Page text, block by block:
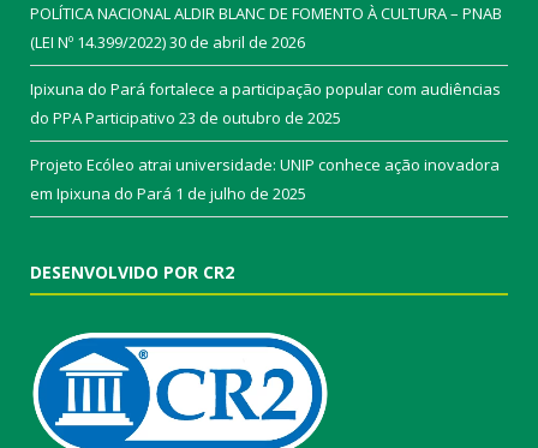
POLÍTICA NACIONAL ALDIR BLANC DE FOMENTO À CULTURA – PNAB
(LEI Nº 14.399/2022)30 de abril de 2026
Ipixuna do Pará fortalece a participação popular com audiências
do PPA Participativo 23 de outubro de 2025
Projeto Ecóleo atrai universidade: UNIP conhece ação inovadora
em Ipixuna do Pará 1 de julho de 2025
DESENVOLVIDO POR CR2